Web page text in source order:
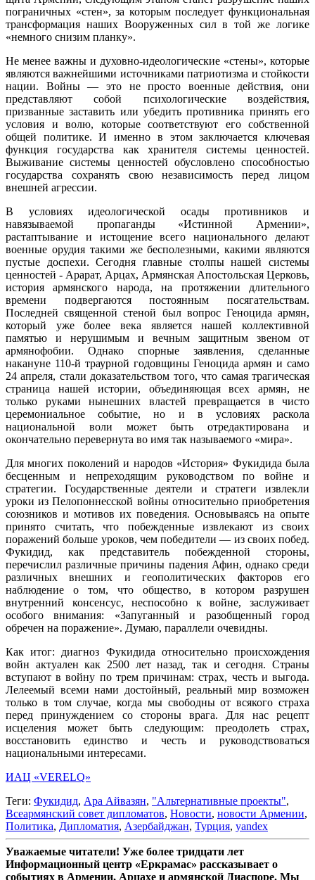
пограничных «стен», за которым последует функциональная
трансформация наших Вооруженных сил в той же логике
«немного снизим планку».
Не менее важны и духовно-идеологические «стены», которые
являются важнейшими источниками патриотизма и стойкости
нации. Войны — это не просто военные действия, они
представляют собой психологические воздействия,
призванные заставить или убедить противника принять его
условия и волю, которые соответствуют его собственной
общей политике. И именно в этом заключается ключевая
функция государства как хранителя системы ценностей.
Выживание системы ценностей обусловлено способностью
государства сохранять свою независимость перед лицом
внешней агрессии.
В условиях идеологической осады противников и
навязываемой пропаганды «Истинной Армении»,
растаптывание и истощение всего национального делают
военные орудия такими же бесполезными, какими являются
пустые доспехи. Сегодня главные столпы нашей системы
ценностей - Арарат, Арцах, Армянская Апостольская Церковь,
история армянского народа, на протяжении длительного
времени подвергаются постоянным посягательствам.
Последней священной стеной был вопрос Геноцида армян,
который уже более века является нашей коллективной
памятью и нерушимым и вечным защитным звеном от
армянофобии. Однако спорные заявления, сделанные
накануне 110-й траурной годовщины Геноцида армян и само
24 апреля, стали доказательством того, что самая трагическая
страница нашей истории, объединяющая всех армян, не
только руками нынешних властей превращается в чисто
церемониальное событие, но и в условиях раскола
национальной воли может быть отредактирована и
окончательно перевернута во имя так называемого «мира».
Для многих поколений и народов «История» Фукидида была
бесценным и непреходящим руководством по войне и
стратегии. Государственные деятели и стратеги извлекли
уроки из Пелопоннесской войны относительно приобретения
союзников и мотивов их поведения. Основываясь на опыте
принято считать, что побежденные извлекают из своих
поражений больше уроков, чем победители — из своих побед.
Фукидид, как представитель побежденной стороны,
перечислил различные причины падения Афин, однако среди
различных внешних и геополитических факторов его
наблюдение о том, что общество, в котором разрушен
внутренний консенсус, неспособно к войне, заслуживает
особого внимания: «Запуганный и разобщенный город
обречен на поражение». Думаю, параллели очевидны.
Как итог: диагноз Фукидида относительно происхождения
войн актуален как 2500 лет назад, так и сегодня. Страны
вступают в войну по трем причинам: страх, честь и выгода.
Лелеемый всеми нами достойный, реальный мир возможен
только в том случае, когда мы свободны от всякого страха
перед принуждением со стороны врага. Для нас рецепт
исцеления может быть следующим: преодолеть страх,
восстановить единство и честь и руководствоваться
национальными интересами.
ИАЦ «VERELQ»
Теги: Фукидид, Ара Айвазян, "Альтернативные проекты",
Всеармянский совет дипломатов, Новости, новости Армении,
Политика, Дипломатия, Азербайджан, Турция, yandex
Уважаемые читатели! Уже более тридцати лет
Информационный центр «Еркрамас» рассказывает о
событиях в Армении, Арцахе и армянской Диаспоре. Мы